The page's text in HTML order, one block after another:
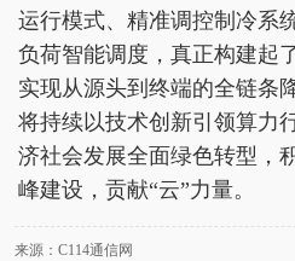
运行模式、精准调控制冷系
负荷智能调度，真正构建起
实现从源头到终端的全链条
将持续以技术创新引领算力
济社会发展全面绿色转型，
峰建设，贡献“云”力量。
来源：C114通信网